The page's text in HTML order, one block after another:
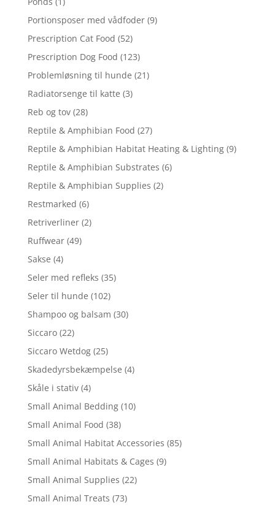
Portionsposer med vådfoder (9)
Prescription Cat Food (52)
Prescription Dog Food (123)
Problemløsning til hunde (21)
Radiatorsenge til katte (3)
Reb og tov (28)
Reptile & Amphibian Food (27)
Reptile & Amphibian Habitat Heating & Lighting (9)
Reptile & Amphibian Substrates (6)
Reptile & Amphibian Supplies (2)
Restmarked (6)
Retriverliner (2)
Ruffwear (49)
Sakse (4)
Seler med refleks (35)
Seler til hunde (102)
Shampoo og balsam (30)
Siccaro (22)
Siccaro Wetdog (25)
Skadedyrsbekæmpelse (4)
Skåle i stativ (4)
Small Animal Bedding (10)
Small Animal Food (38)
Small Animal Habitat Accessories (85)
Small Animal Habitats & Cages (9)
Small Animal Supplies (22)
Small Animal Treats (73)